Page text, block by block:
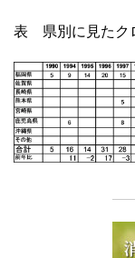
表 県別に見たク